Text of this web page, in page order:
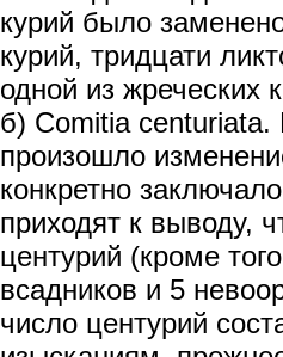
курий было
курий, тридцати
одной из жреческих
б) Comitia
произошло
конкретно
приходят к выводу,
центурий (кроме
всадников и 5
число центурий